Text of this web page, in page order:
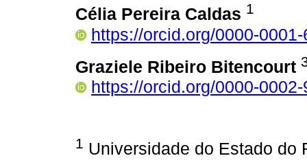
Célia Pereira Caldas 1
https://orcid.org/0000-
Graziele Ribeiro Bitencourt
https://orcid.org/0000-
1 Universidade do Estado do